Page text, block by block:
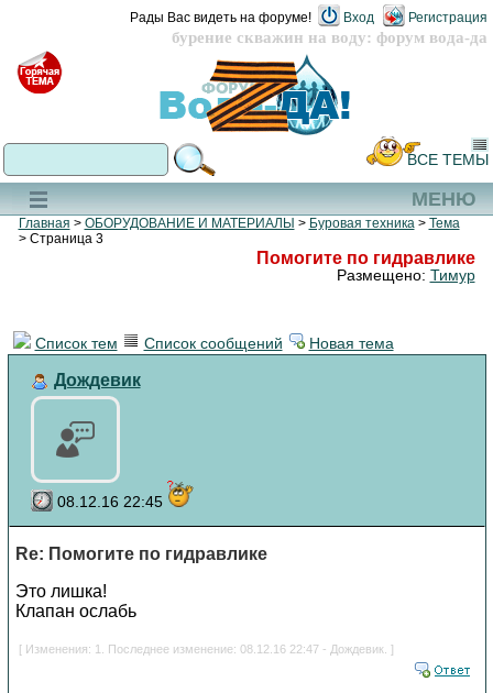
бурение скважин на воду: форум вода-да
Рады Вас видеть на форуме! Вход Регистрация
МЕНЮ
ВСЕ ТЕМЫ
Главная > ОБОРУДОВАНИЕ И МАТЕРИАЛЫ > Буровая техника> Тема
> Страница 3
Помогите по гидравлике
Размещено: Тимур
Список тем Список сообщений Новая тема
Дождевик
08.12.16 22:45
Re: Помогите по гидравлике
Это лишка!
Клапан ослабь
[ Изменения: 1. Последнее изменение: 08.12.16 22:47 - Дождевик. ]